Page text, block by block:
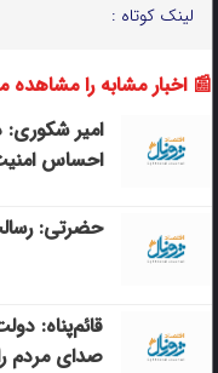
لینک کوتاه :
📰 اخبار مشابه را مشاهده
امیر شکوری:
احساس
حضرتی:
قائم‌پناه:
صدای مردم